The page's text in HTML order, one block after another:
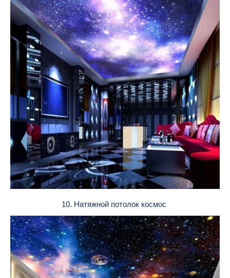
10. Натяжной потолок космос